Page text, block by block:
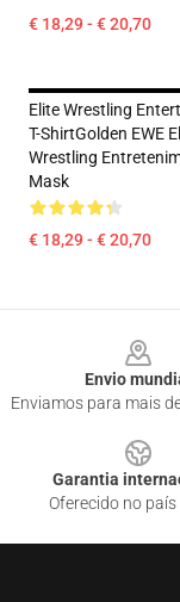
€ 18,29 - € 20,70
Elite Wrestling
T-ShirtGolden EWE
Wrestling
Mask
€ 18,29 - € 20,70
Envio
Enviamos para mais
Garantia
Oferecido no país